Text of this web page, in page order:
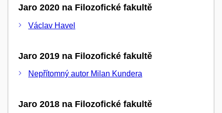
Jaro 2020 na Filozofické fakultě
Václav Havel
Jaro 2019 na Filozofické fakultě
Nepřítomný autor Milan Kundera
Jaro 2018 na Filozofické fakultě